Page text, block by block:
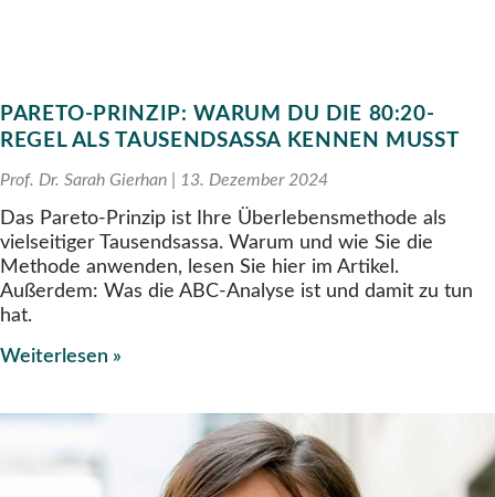
PARETO-PRINZIP: WARUM DU DIE 80:20-
REGEL ALS TAUSENDSASSA KENNEN MUSST
Prof. Dr. Sarah Gierhan 13. Dezember 2024
Das Pareto-Prinzip ist Ihre Überlebensmethode als
vielseitiger Tausendsassa. Warum und wie Sie die
Methode anwenden, lesen Sie hier im Artikel.
Außerdem: Was die ABC-Analyse ist und damit zu tun
hat.
Weiterlesen »